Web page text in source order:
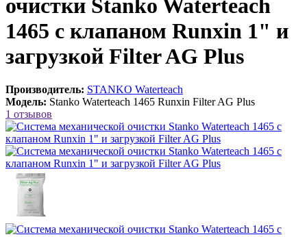
очистки Stanko Waterteach
1465 с клапаном Runxin 1" и
загрузкой Filter AG Plus
Производитель: STANKO Waterteach
Модель: Stanko Waterteach 1465 Runxin Filter AG Plus
1 отзывов